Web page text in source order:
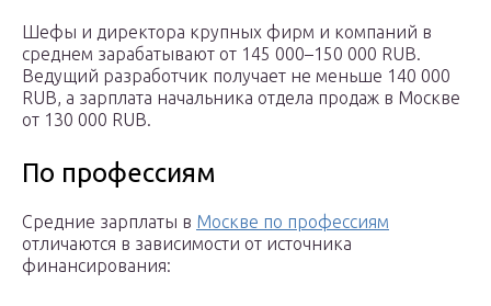
Шефы и директора крупных фирм и компаний в
среднем зарабатывают от 145 000–150 000 RUB.
Ведущий разработчик получает не меньше 140 000
RUB, а зарплата начальника отдела продаж в Москве
от 130 000 RUB.
По профессиям
Средние зарплаты в Москве по профессиям
отличаются в зависимости от источника
финансирования: